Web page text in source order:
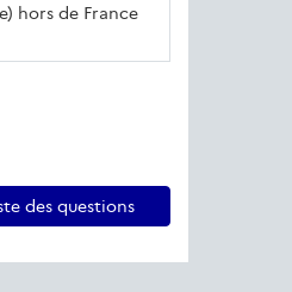
hors de France
des questions